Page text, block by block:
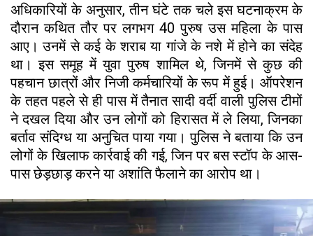
अधिकारियों के अनुसार, तीन घंटे तक चले इस घटनाक्रम के
दौरान कथित तौर पर लगभग 40 पुरुष उस महिला के पास
आए। उनमें से कई के शराब या गांजे के नशे में होने का संदेह
था। इस समूह में युवा पुरुष शामिल थे, जिनमें से कुछ की
पहचान छात्रों और निजी कर्मचारियों के रूप में हुई। ऑपरेशन
के तहत पहले से ही पास में तैनात सादी वर्दी वाली पुलिस टीमों
ने दखल दिया और उन लोगों को हिरासत में ले लिया, जिनका
बर्ताव संदिग्ध या अनुचित पाया गया। पुलिस ने बताया कि उन
लोगों के खिलाफ कार्रवाई की गई, जिन पर बस स्टॉप के आस-
पास छेड़छाड़ करने या अशांति फैलाने का आरोप था।